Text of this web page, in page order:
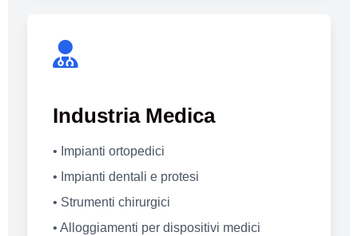
Industria Medica
• Impianti ortopedici
• Impianti dentali e protesi
• Strumenti chirurgici
• Alloggiamenti per dispositivi medici